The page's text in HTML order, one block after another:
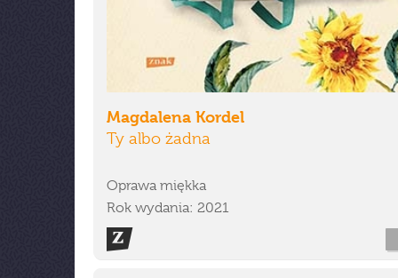
Magdalena Kordel
Ty albo żadna
Oprawa miękka
Rok wydania: 2021